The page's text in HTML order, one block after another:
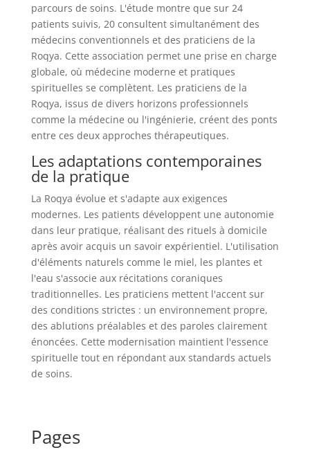
parcours de soins. L'étude montre que sur 24
patients suivis, 20 consultent simultanément des
médecins conventionnels et des praticiens de la
Roqya. Cette association permet une prise en charge
globale, où médecine moderne et pratiques
spirituelles se complètent. Les praticiens de la
Roqya, issus de divers horizons professionnels
comme la médecine ou l'ingénierie, créent des ponts
entre ces deux approches thérapeutiques.
Les adaptations contemporaines
de la pratique
La Roqya évolue et s'adapte aux exigences
modernes. Les patients développent une autonomie
dans leur pratique, réalisant des rituels à domicile
après avoir acquis un savoir expérientiel. L'utilisation
d'éléments naturels comme le miel, les plantes et
l'eau s'associe aux récitations coraniques
traditionnelles. Les praticiens mettent l'accent sur
des conditions strictes : un environnement propre,
des ablutions préalables et des paroles clairement
énoncées. Cette modernisation maintient l'essence
spirituelle tout en répondant aux standards actuels
de soins.
Pages